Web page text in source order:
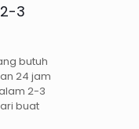
3
butuh
24 jam
2-3
buat